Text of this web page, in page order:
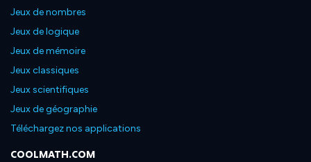
Jeux de nombres
Jeux de logique
Jeux de mémoire
Jeux classiques
Jeux scientifiques
Jeux de géographie
Téléchargez nos applications
COOLMATH.COM